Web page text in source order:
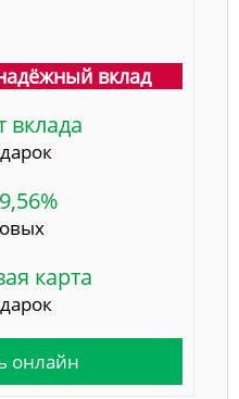
вклад
вклада
карта
онлайн